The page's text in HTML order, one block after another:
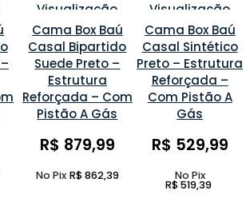
Visualização
Rápida
Adicionar À Lista
De Favoritos
Cama Box Baú
Casal Bipartido
Suede Preto –
Estrutura
Reforçada – Com
Pistão A Gás
R$ 879,99
No Pix R$862,39
Visualização
Rápida
Adicionar À Lista
De Favoritos
Cama Box Baú
Casal Sintético
Preto – Estrutura
Reforçada –
Com Pistão A
Gás
R$ 529,99
No Pix
R$519,39